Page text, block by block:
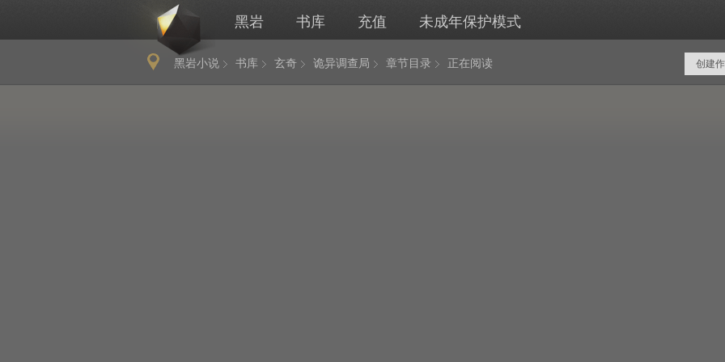
黑岩 书库 充值 未成年保护模式
黑岩小说 书库 玄奇 诡异调查局 章节目录 正在阅读 创建